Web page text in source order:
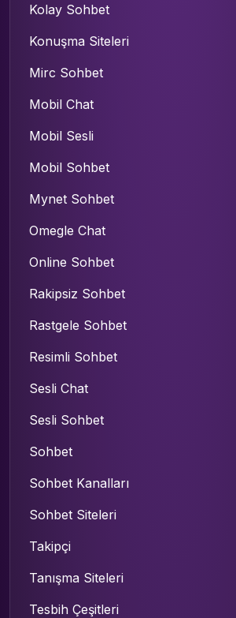
Kolay Sohbet
Konuşma Siteleri
Mirc Sohbet
Mobil Chat
Mobil Sesli
Mobil Sohbet
Mynet Sohbet
Omegle Chat
Online Sohbet
Rakipsiz Sohbet
Rastgele Sohbet
Resimli Sohbet
Sesli Chat
Sesli Sohbet
Sohbet
Sohbet Kanalları
Sohbet Siteleri
Takipçi
Tanışma Siteleri
Tesbih Çeşitleri